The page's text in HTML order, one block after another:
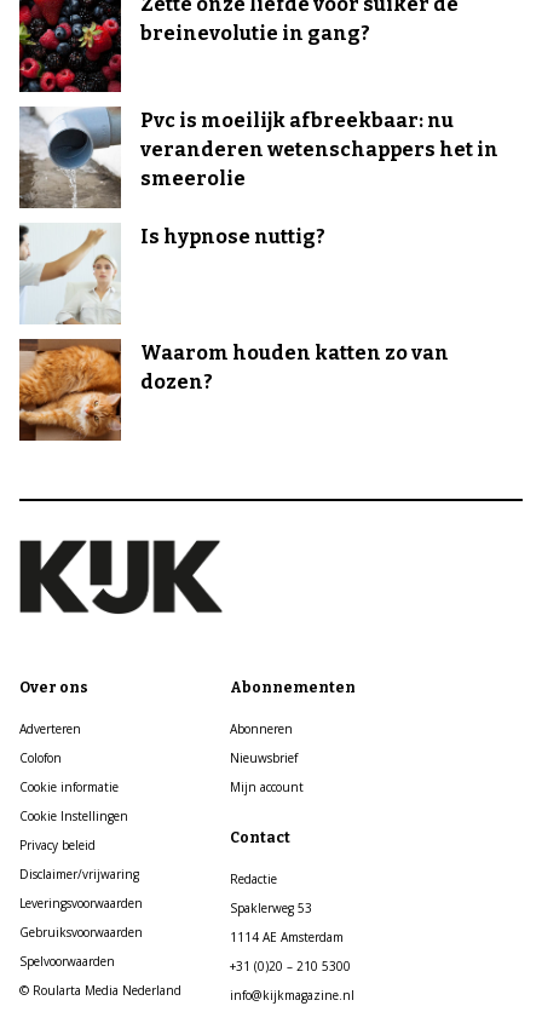
breinevolutie in gang?
Pvc is moeilijk afbreekbaar: nu
veranderen wetenschappers het in
smeerolie
Is hypnose nuttig?
Waarom houden katten zo van
dozen?
Over ons
Adverteren
Colofon
Cookie informatie
Cookie Instellingen
Privacy beleid
Disclaimer/vrijwaring
Leveringsvoorwaarden
Gebruiksvoorwaarden
Spelvoorwaarden
© Roularta Media Nederland
Abonnementen
Abonneren
Nieuwsbrief
Mijn account
Contact
Redactie
Spaklerweg 53
1114 AE Amsterdam
+31 (0)20 – 210 5300
info@kijkmagazine.nl